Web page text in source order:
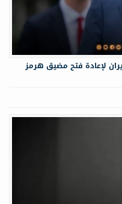
لإعادة فتح مضيق هرمز